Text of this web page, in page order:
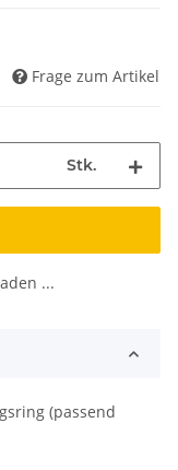
Frage zum Artikel
Stk.
...
(passend